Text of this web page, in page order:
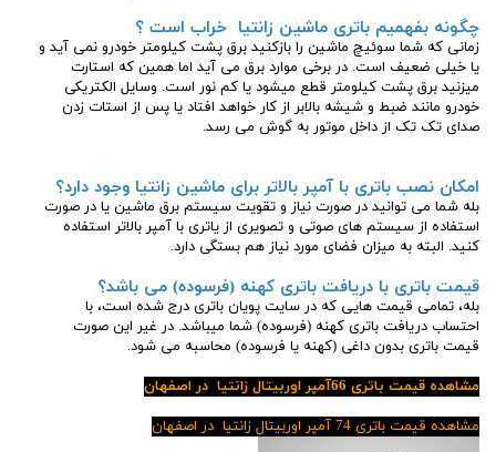
چگونه بفهمیم باتری ماشین زانتیا خراب است ؟
زمانی که شما سوئیچ ماشین را بازکنید برق پشت کیلومتر خودرو نمی آید و
یا خیلی ضعیف است. در برخی موارد برق می آید اما همین که استارت
میزنید برق پشت کیلومتر قطع میشود یا کم نور است. وسایل الکتریکی
خودرو مانند ضبط و شیشه بالابر از کار خواهد افتاد یا پس از استات زدن
صدای تک تک از داخل موتور به گوش می رسد.
امکان نصب باتری با آمپر بالاتر برای ماشین زانتیا وجود دارد؟
بله شما می توانید در صورت نیاز و تقویت سیستم برق ماشین یا در صورت
استفاده از سیستم های صوتی و تصویری از یاتری با آمپر بالاتر استفاده
کنید. البته به میزان فضای مورد نیاز هم بستگی دارد.
قیمت باتری با دریافت باتری کهنه (فرسوده) می باشد؟
بله، تمامی قیمت هایی که در سایت پویان باتری درج شده است، با
احتساب دریافت باتری کهنه (فرسوده) شما میباشد. در غیر این صورت
قیمت باتری بدون داغی (کهنه یا فرسوده) محاسبه می شود.
مشاهده قیمت باتری 66آمپر اوربیتال زانتیا در اصفهان
مشاهده قیمت باتری 74 آمپر اوربیتال زانتیا در اصفهان